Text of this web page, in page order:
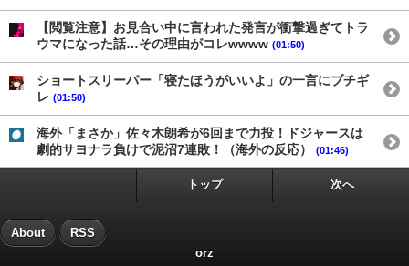
【閲覧注意】お見合い中に言われた発言が衝撃過ぎてトラ
ウマになった話…その理由がコレwwww (01:50)
ショートスリーパー「寝たほうがいいよ」の一言にブチギ
レ (01:50)
海外「まさか」佐々木朗希が6回まで力投！ドジャースは
劇的サヨナラ負けで泥沼7連敗！（海外の反応）
(01:46)
トップ 次へ
About RSS
orz